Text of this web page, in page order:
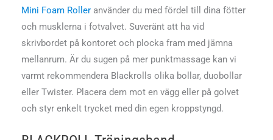
Mini Foam Roller använder du med fördel till dina fötter
och musklerna i fotvalvet. Suveränt att ha vid
skrivbordet på kontoret och plocka fram med jämna
mellanrum. Är du sugen på mer punktmassage kan vi
varmt rekommendera Blackrolls olika bollar, duobollar
eller Twister. Placera dem mot en vägg eller på golvet
och styr enkelt trycket med din egen kroppstyngd.